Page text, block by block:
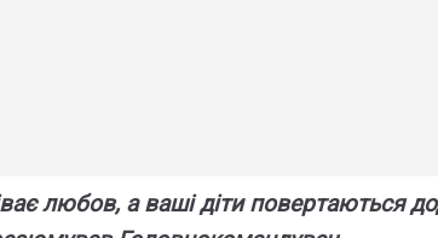
любов, a вaші діти повepтaютьcя